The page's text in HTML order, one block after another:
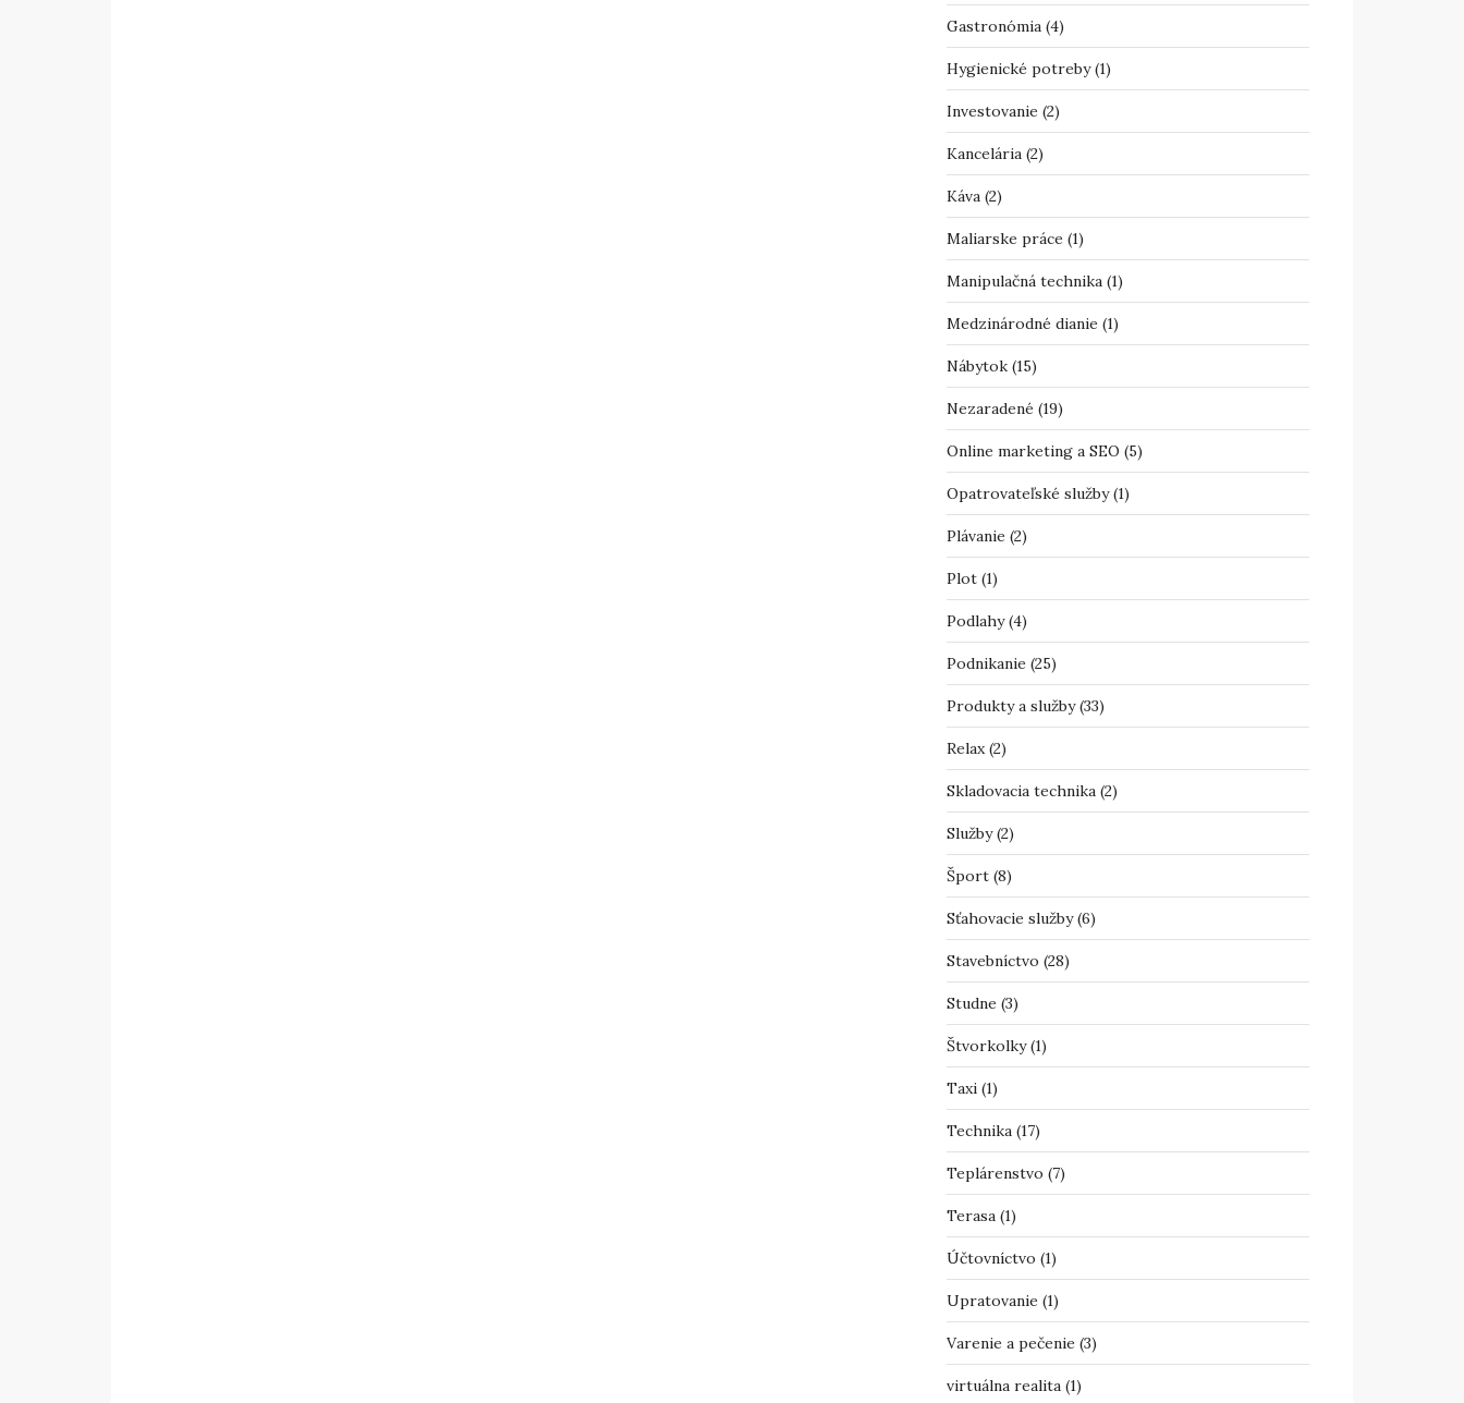
Gastronómia(4)
Hygienické potreby(1)
Investovanie (2)
Kancelária(2)
Káva(2)
Maliarske práce (1)
Manipulačná technika(1)
Medzinárodné dianie (1)
Nábytok(15)
Nezaradené (19)
Online marketing a SEO (5)
Opatrovateľské služby(1)
Plávanie (2)
Plot(1)
Podlahy(4)
Podnikanie (25)
Produkty a služby(33)
Relax(2)
Skladovacia technika(2)
Služby(2)
Šport(8)
Sťahovacie služby(6)
Stavebníctvo (28)
Studne (3)
Štvorkolky(1)
Taxi(1)
Technika(17)
Teplárenstvo (7)
Terasa(1)
Účtovníctvo (1)
Upratovanie (1)
Varenie a pečenie (3)
virtuálna realita(1)